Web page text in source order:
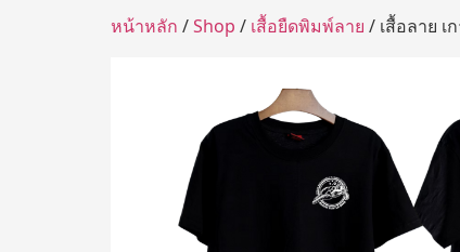
หน้าหลัก /Shop / เสื้อยืดพิมพ์ลาย / เสื้อลาย เ